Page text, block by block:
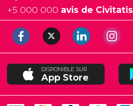
+5 000 000 avis de Civitatis
DISPONIBLE SUR
App Store